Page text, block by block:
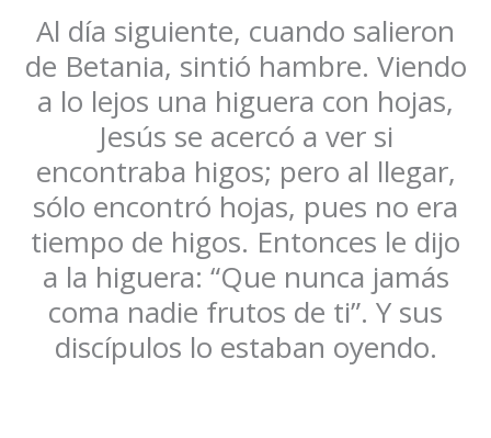
Al día siguiente, cuando salieron
de Betania, sintió hambre. Viendo
a lo lejos una higuera con hojas,
Jesús se acercó a ver si
encontraba higos; pero al llegar,
sólo encontró hojas, pues no era
tiempo de higos. Entonces le dijo
a la higuera: “Que nunca jamás
coma nadie frutos de ti”. Y sus
discípulos lo estaban oyendo.